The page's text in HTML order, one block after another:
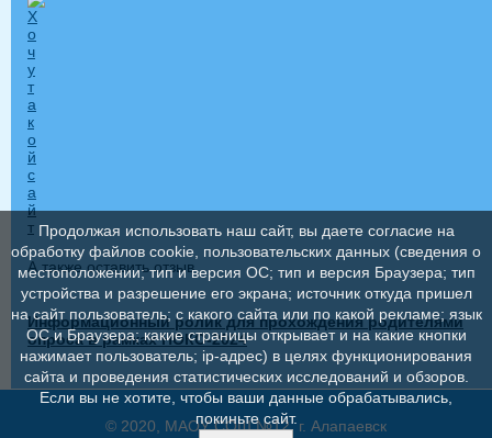
А также оставить отзыв
Информационный ролик для прохождения родителями
опроса в рамках НОКО-2024
© 2020, МАОУ СОШ №12, г. Алапаевск
Продолжая использовать наш сайт, вы даете согласие на
обработку файлов cookie, пользовательских данных (сведения о
местоположении; тип и версия ОС; тип и версия Браузера; тип
устройства и разрешение его экрана; источник откуда пришел
на сайт пользователь; с какого сайта или по какой рекламе; язык
ОС и Браузера; какие страницы открывает и на какие кнопки
нажимает пользователь; ip-адрес) в целях функционирования
сайта и проведения статистических исследований и обзоров.
Если вы не хотите, чтобы ваши данные обрабатывались,
покиньте сайт.